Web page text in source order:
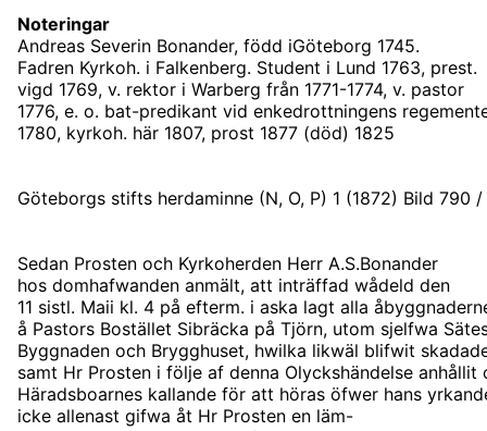
Noteringar
Andreas Severin Bonander, född iGöteborg 1745.
Fadren Kyrkoh. i Falkenberg. Student i Lund 1763, prest.
vigd 1769, v. rektor i Warberg från 1771-1774, v. pastor
1776, e. o. bat-predikant vid enkedrottningens
1780, kyrkoh. här 1807, prost 1877 (död) 1825
Göteborgs stifts herdaminne (N, O, P) 1 (1872) Bild 790
Sedan Prosten och Kyrkoherden Herr A.S.Bonander
hos domhafwanden anmält, att inträffad wådeld den
11 sistl. Maii kl. 4 på efterm. i aska lagt alla
å Pastors Bostället Sibräcka på Tjörn, utom sjelfwa
Byggnaden och Brygghuset, hwilka likwäl blifwit
samt Hr Prosten i följe af denna Olyckshändelse anhållit
Häradsboarnes kallande för att höras öfwer hans
icke allenast gifwa åt Hr Prosten en läm-